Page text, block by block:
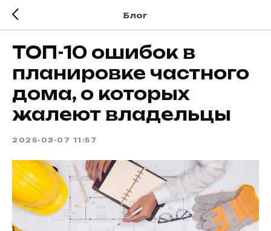
Блог
ТОП-10 ошибок в
планировке частного
дома, о которых
жалеют владельцы
2025-03-07 11:57